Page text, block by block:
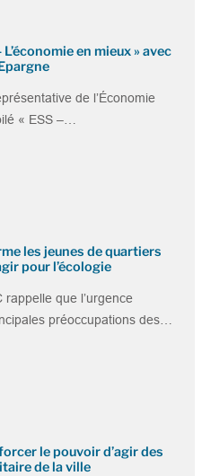
en mieux » avec
de l’Économie
« ESS –…
les jeunes de quartiers
pour l’écologie
que l’urgence
préoccupations des…
le pouvoir d’agir des
de la ville